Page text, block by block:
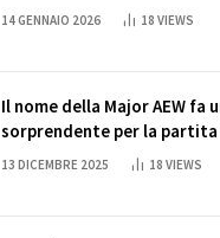
14 GENNAIO 2026 18 VIEWS
Il nome della Major AEW fa
sorprendente per la
Cena
13 DICEMBRE 2025 18 VIEWS